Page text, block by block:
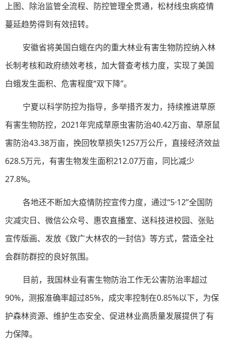
上图、除治监管全流程、防控管理全贯通，松材线虫病疫情
蔓延趋势得到有效扭转。
安徽省将美国白蛾在内的重大林业有害生物防控纳入林
长制考核和政府绩效考核，加大督查考核力度，实现了美国
白蛾发生面积、危害程度“双下降”。
宁夏以科学防控为指导，多举措齐发力，持续推进草原
有害生物防控，2021年完成草原虫害防治40.42万亩、草原鼠
害防治43.38万亩，挽回牧草损失1257万公斤，直接经济效益
628.5万元，有害生物发生面积212.07万亩，同比减少
27.8%。
各地还不断加大疫情防控宣传力度，通过“5·12”全国防
灾减灾日、微信公众号、惠农直播室、送科技进校园、张贴
宣传版画、发放《致广大林农的一封信》等方式，营造全社
会群防群控的良好氛围。
目前，我国林业有害生物防治工作无公害防治率超过
90%，测报准确率超过85%，成灾率控制在0.85%以下，为保
护森林资源、维护生态安全、促进林业高质量发展提供了有
力保障。